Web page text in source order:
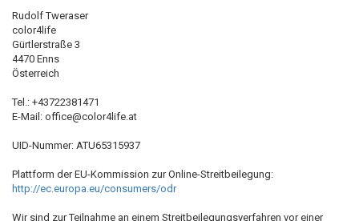
Rudolf Tweraser
color4life
Gürtlerstraße 3
4470 Enns
Österreich
Tel.: +43722381471
E-Mail: office@color4life.at
UID-Nummer: ATU65315937
Plattform der EU-Kommission zur Online-Streitbeilegung:
http://ec.europa.eu/consumers/odr
Wir sind zur Teilnahme an einem Streitbeilegungsverfahren vor einer